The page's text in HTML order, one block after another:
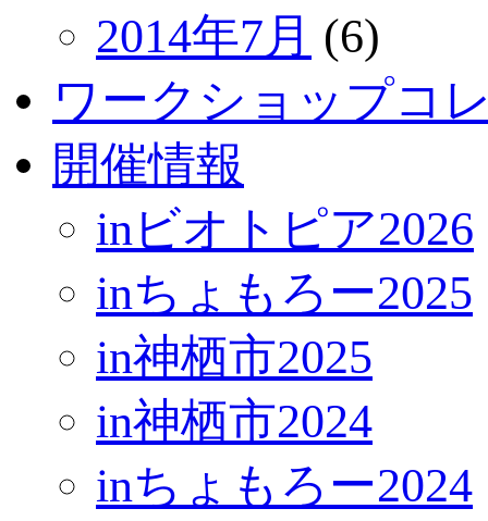
2014年7月 (6)
ワークショップコ
開催情報
inビオトピア2026
inちょもろー2025
in神栖市2025
in神栖市2024
inちょもろー2024